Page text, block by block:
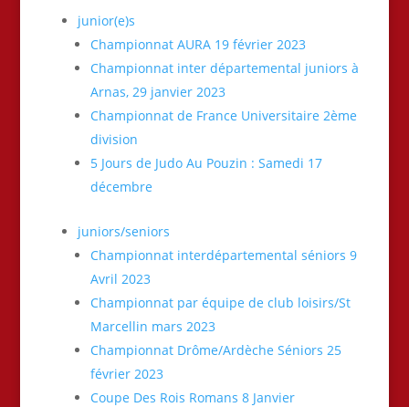
junior(e)s
Championnat AURA 19 février 2023
Championnat inter départemental juniors à
Arnas, 29 janvier 2023
Championnat de France Universitaire 2ème
division
5 Jours de Judo Au Pouzin : Samedi 17
décembre
juniors/seniors
Championnat interdépartemental séniors 9
Avril 2023
Championnat par équipe de club loisirs/St
Marcellin mars 2023
Championnat Drôme/Ardèche Séniors 25
février 2023
Coupe Des Rois Romans 8 Janvier